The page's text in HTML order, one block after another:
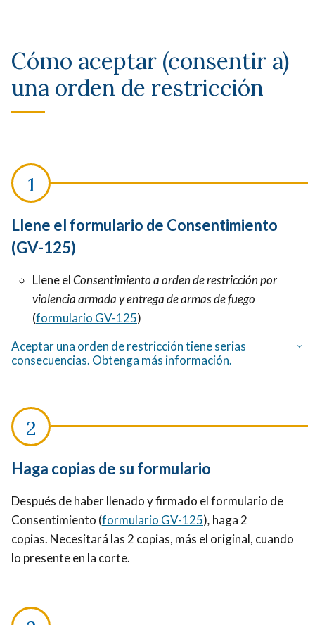
Cómo aceptar (consentir a)
una orden de restricción
Llene el formulario de Consentimiento
(GV-125)
Llene elConsentimiento a orden de restricción por
violencia armada y entrega de armas de fuego
(formulario GV-125)
Aceptar una orden de restricción tiene serias
consecuencias. Obtenga más información.
Haga copias de su formulario
Después de haber llenado y firmado el formulario de
Consentimiento (formulario GV-125), haga 2
copias. Necesitará las 2 copias, más el original, cuando
lo presente en la corte.